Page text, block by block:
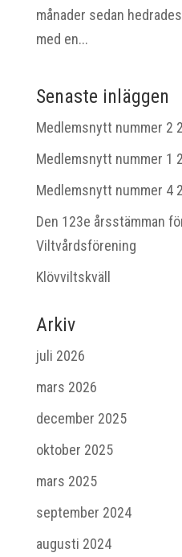
månader sedan
med en...
Senaste inläggen
Medlemsnytt nummer 2
Medlemsnytt nummer 1
Medlemsnytt nummer 4
Den 123e årsstämman
Viltvårdsförening
Klövviltskväll
Arkiv
juli 2026
mars 2026
december 2025
oktober 2025
mars 2025
september 2024
augusti 2024